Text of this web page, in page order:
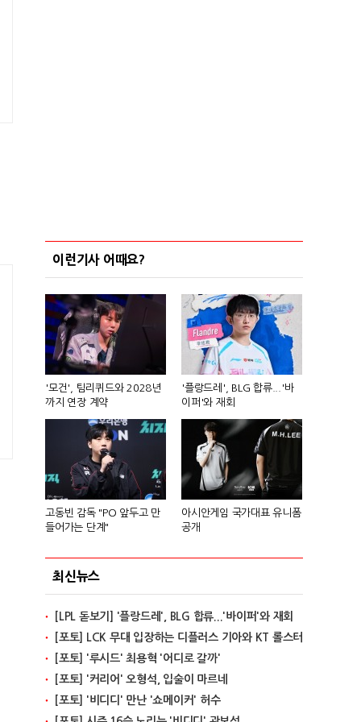
이런기사 어때요?
'모건', 팀리퀴드와 2028년
까지 연장 계약
'플랑드레', BLG 합류...'바
이퍼'와 재회
고동빈 감독 "PO 앞두고 만
들어가는 단계"
아시안게임 국가대표 유니폼
공개
최신뉴스
[LPL 돋보기] '플랑드레', BLG 합류...'바이퍼'와 재회
[포토] LCK 무대 입장하는 디플러스 기아와 KT 롤스터
[포토] '루시드' 최용혁 '어디로 갈까'
[포토] '커리어' 오형석, 입술이 마르네
[포토] '비디디' 만난 '쇼메이커' 허수